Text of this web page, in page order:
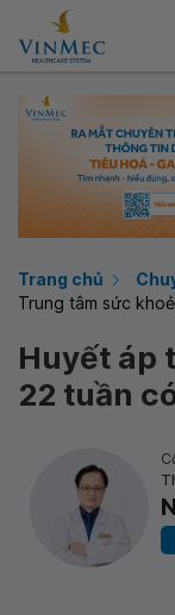
Trang chủ
Trung tâm sức
Huyết áp
22 tuần